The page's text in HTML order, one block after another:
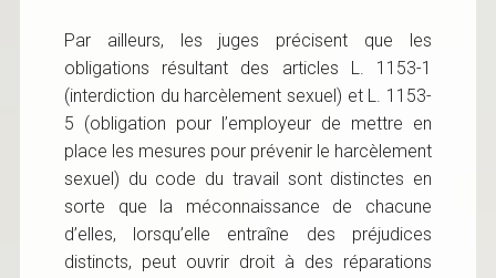
Par ailleurs, les juges précisent que les
obligations résultant des articles L. 1153-1
(interdiction du harcèlement sexuel) et L. 1153-
5 (obligation pour l’employeur de mettre en
place les mesures pour prévenir le harcèlement
sexuel) du code du travail sont distinctes en
sorte que la méconnaissance de chacune
d’elles, lorsqu’elle entraîne des préjudices
distincts, peut ouvrir droit à des réparations